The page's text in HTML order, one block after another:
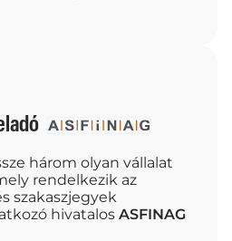
három olyan vállalat
rendelkezik az
szakaszjegyek
hivatalos ASFINAG